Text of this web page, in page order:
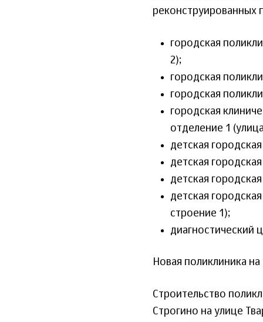
реконструированных
городская
2);
городская
городская
городская
отделение 1
детская
детская
детская
детская
строение 1);
диагностический
Новая поликлиника
Строительство
Строгино на улице